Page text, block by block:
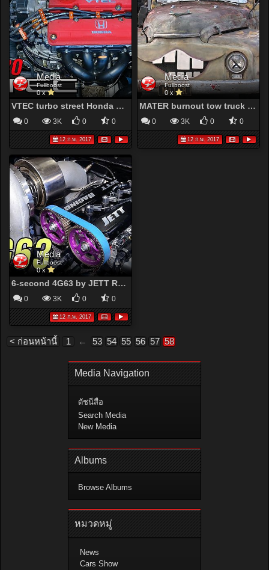
Media
Fullboost
0 x
VTEC turbo street Honda Civic - YouTube
0 3K 0 0
12 ก.พ. 2017
Media
Fullboost
0 x
MATER burnout tow truck - YouTube
0 3K 0 0
12 ก.พ. 2017
Media
Fullboost
0 x
6-second 4G63 by JETT Racing - YouTube
0 3K 0 0
12 ก.พ. 2017
< ก่อนหน้านี้ 1 ← 53 54 55 56 57 58
Media Navigation
ดัชนีสื่อ
Search Media
New Media
Albums
Browse Albums
หมวดหมู่
News
Cars Show